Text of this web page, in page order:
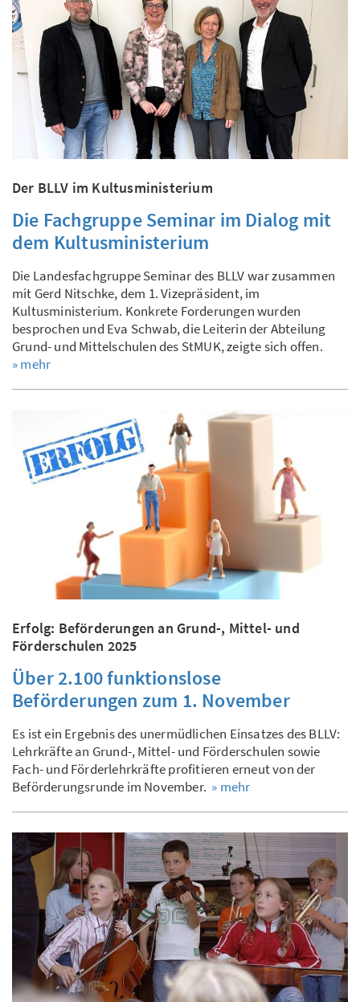
Der BLLV im Kultusministerium
Die Fachgruppe Seminar im Dialog mit
dem Kultusministerium
Die Landesfachgruppe Seminar des BLLV war zusammen
mit Gerd Nitschke, dem 1. Vizepräsident, im
Kultusministerium. Konkrete Forderungen wurden
besprochen und Eva Schwab, die Leiterin der Abteilung
Grund- und Mittelschulen des StMUK, zeigte sich offen.
» mehr
Erfolg: Beförderungen an Grund-, Mittel- und
Förderschulen 2025
Über 2.100 funktionslose
Beförderungen zum 1. November
Es ist ein Ergebnis des unermüdlichen Einsatzes des BLLV:
Lehrkräfte an Grund-, Mittel- und Förderschulen sowie
Fach- und Förderlehrkräfte profitieren erneut von der
Beförderungsrunde im November. » mehr